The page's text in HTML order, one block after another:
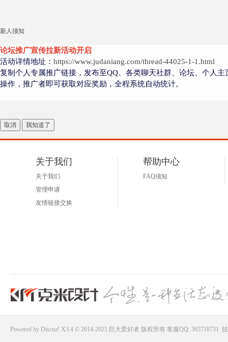
新人须知
论坛推广宣传拉新活动开启
活动详情地址： https://www.judaniang.com/thread-44025-1-1.html
复制个人专属推广链接，发布至QQ、各类聊天社群、论坛、个人
操作，推广者即可获取对应奖励，全程系统自动统计。
取消 我知道了
关于我们
关于我们
管理申请
友情链接交换
帮助中心
FAQ须知
Powered by Discuz! X3.4 © 2014-2025 巨大爱好者版权所有 客服QQ: 365718731